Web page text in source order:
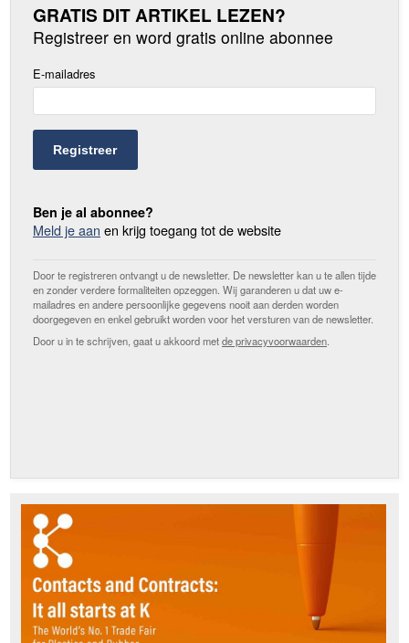
GRATIS DIT ARTIKEL LEZEN?
Registreer en word gratis online abonnee
E-mailadres
Registreer
Ben je al abonnee?
Meld je aan en krijg toegang tot de website
Door te registreren ontvangt u de newsletter. De newsletter kan u te allen tijde
en zonder verdere formaliteiten opzeggen. Wij garanderen u dat uw e-
mailadres en andere persoonlijke gegevens nooit aan derden worden
doorgegeven en enkel gebruikt worden voor het versturen van de newsletter.
Door u in te schrijven, gaat u akkoord metde privacyvoorwaarden